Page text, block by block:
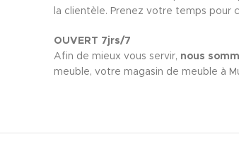
la clientèle. Prenez votre temps pour
OUVERT 7jrs/7
Afin de mieux vous servir, nous
meuble, votre magasin de meuble à